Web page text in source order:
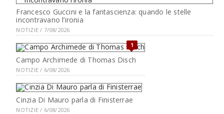
Francesco Guccini e la fantascienza: quando le stelle
incontravano l’ironia
NOTIZIE / 7/08/2026
1
Campo Archimede di Thomas Disch
NOTIZIE / 6/08/2026
Cinzia Di Mauro parla di Finisterrae
NOTIZIE / 6/08/2026